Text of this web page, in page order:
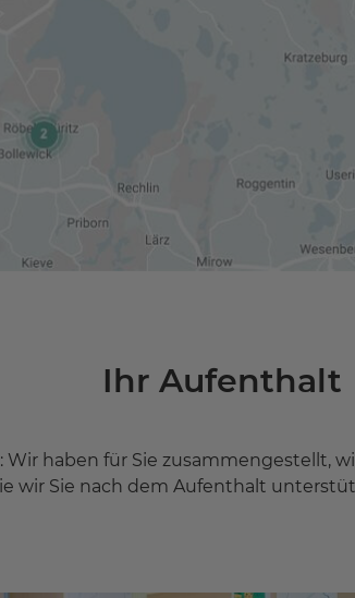
Ihr Aufenthalt
haben für Sie zusammengestellt,
wir Sie nach dem Aufenthalt